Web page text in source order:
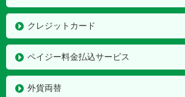
クレジットカード
ペイジー料金払込サービス
外貨両替